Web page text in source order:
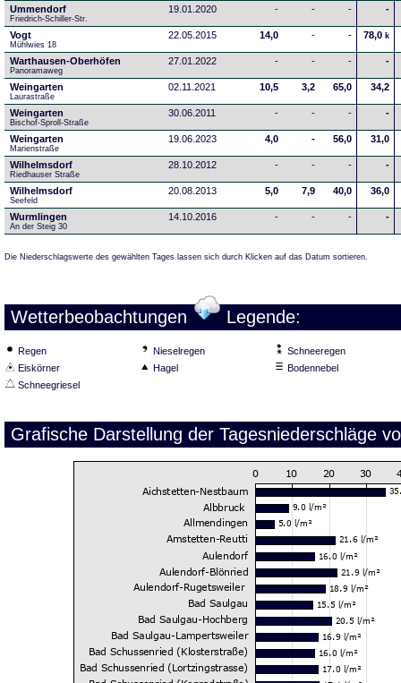
Ummendorf
Friedrich-Schiller-Str.
19.01.2020 - - - -
Vogt
Mühlwies 18
22.05.2015 14,0 - - 78,0 k
Warthausen-Oberhöfen
Panoramaweg
27.01.2022 - - - -
Weingarten
Laurastraße
02.11.2021 10,5 3,2 65,0 34,2
Weingarten
Bischof-Sproll-Straße
30.06.2011 - - - -
Weingarten
Marienstraße
19.06.2023 4,0 - 56,0 31,0
Wilhelmsdorf
Riedhauser Straße
28.10.2012 - - - -
Wilhelmsdorf
Seefeld
20.08.2013 5,0 7,9 40,0 36,0
Wurmlingen
An der Steig 30
14.10.2016 - - - -
Die Niederschlagswerte des gewählten Tages lassen sich durch Klicken auf das Datum sortieren.
Wetterbeobachtungen Legende:
Regen Nieselregen
Schneeregen
Eiskörner
Hagel
Bodennebel
Schneegriesel
Grafische Darstellung der Tagesniederschläge